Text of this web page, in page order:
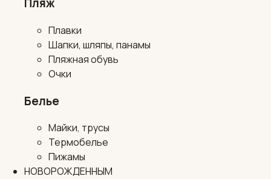
Плавки
Шапки, шляпы, панамы
Пляжная обувь
Очки
Белье
Майки, трусы
Термобелье
Пижамы
НОВОРОЖДЕННЫМ